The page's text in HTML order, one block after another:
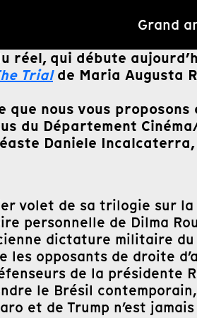
Grand
réel, qui débute
Trial de Maria Augusta
que nous vous
du Département
Daniele
volet de sa trilogie sur
personnelle de Dilma
dictature militaire
les opposants de droite
de la présidente
le Brésil
et de Trump n’est